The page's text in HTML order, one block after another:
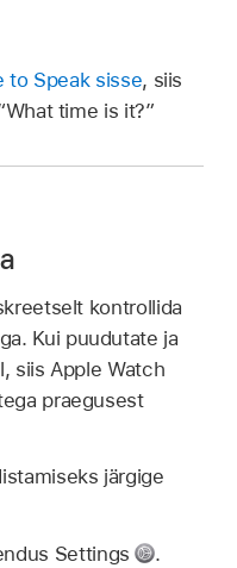
to Speak sisse, siis
time is it?”
kontrollida
Kui puudutate ja
siis Apple Watch
praegusest
järgige
Settings
.